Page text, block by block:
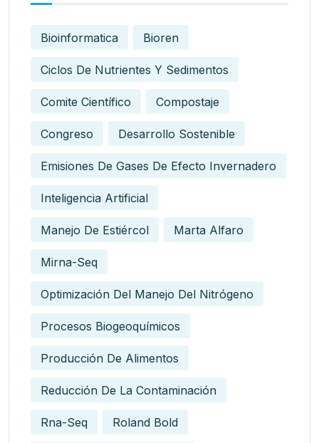
Bioinformatica Bioren
Ciclos De Nutrientes Y Sedimentos
Comite Científico Compostaje
Congreso Desarrollo Sostenible
Emisiones De Gases De Efecto Invernadero
Inteligencia Artificial
Manejo De Estiércol Marta Alfaro
Mirna-Seq
Optimización Del Manejo Del Nitrógeno
Procesos Biogeoquímicos
Producción De Alimentos
Reducción De La Contaminación
Rna-Seq Roland Bold